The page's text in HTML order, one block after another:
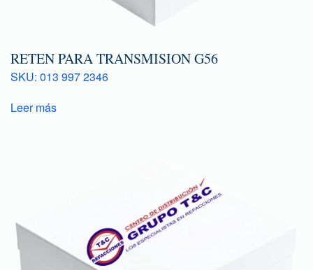
RETEN PARA TRANSMISION G56
SKU: 013 997 2346
Leer más